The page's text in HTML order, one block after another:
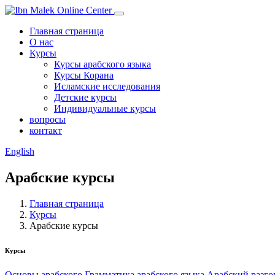
Главная страница
О нас
Курсы
Курсы арабского языка
Курсы Корана
Исламские исследования
Детские курсы
Индивидуальные курсы
вопросы
контакт
English
Арабские курсы
Главная страница
Курсы
Арабские курсы
Курсы